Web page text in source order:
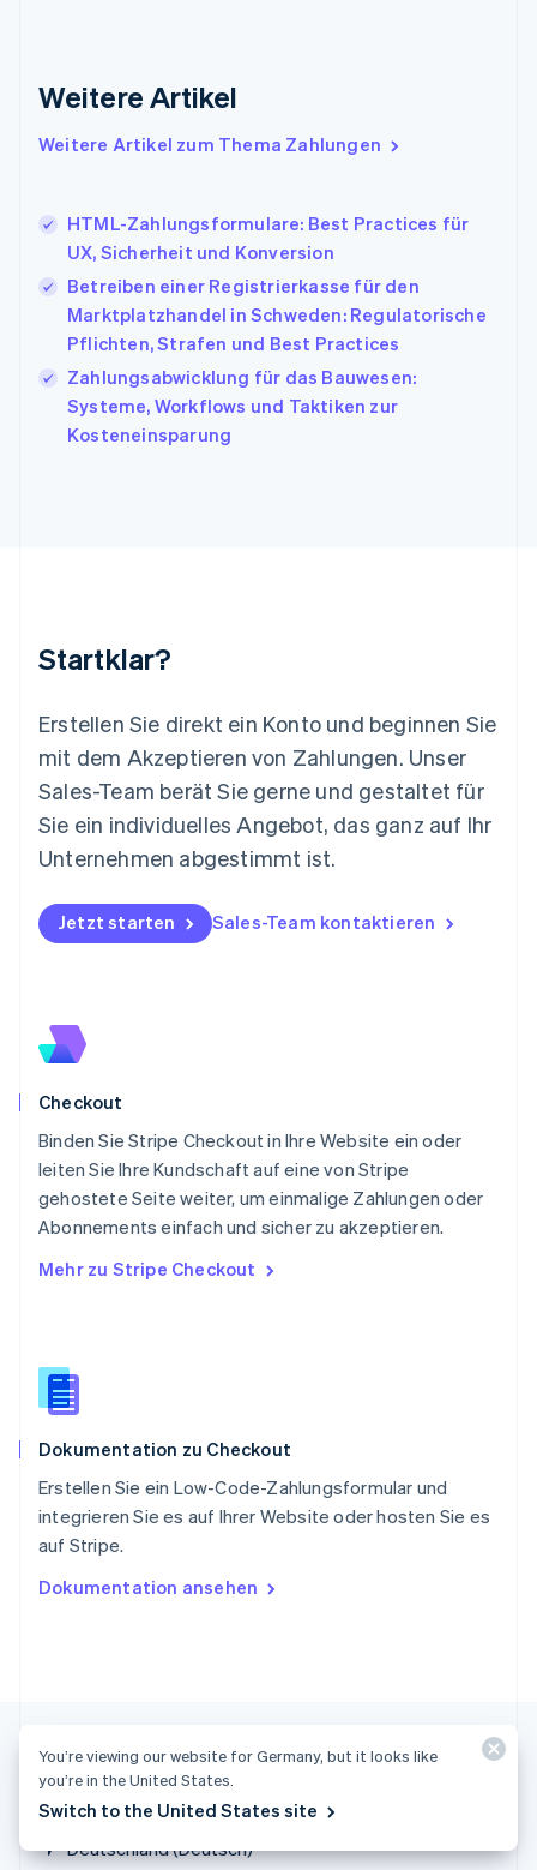
Weitere Artikel
Weitere Artikel zum Thema Zahlungen
HTML-Zahlungsformulare: Best Practices für
UX, Sicherheit und Konversion
Betreiben einer Registrierkasse für den
Marktplatzhandel in Schweden: Regulatorische
Pflichten, Strafen und Best Practices
Zahlungsabwicklung für das Bauwesen:
Systeme, Workflows und Taktiken zur
Kosteneinsparung
Startklar?
Erstellen Sie direkt ein Konto und beginnen Sie
mit dem Akzeptieren von Zahlungen. Unser
Sales-Team berät Sie gerne und gestaltet für
Sie ein individuelles Angebot, das ganz auf Ihr
Unternehmen abgestimmt ist.
Jetzt starten Sales-Team kontaktieren
Checkout
Binden Sie Stripe Checkout in Ihre Website ein oder
leiten Sie Ihre Kundschaft auf eine von Stripe
gehostete Seite weiter, um einmalige Zahlungen oder
Abonnements einfach und sicher zu akzeptieren.
Mehr zu Stripe Checkout
Dokumentation zu Checkout
Erstellen Sie ein Low-Code-Zahlungsformular und
integrieren Sie es auf Ihrer Website oder hosten Sie es
auf Stripe.
Dokumentation ansehen
Deutschland (Deutsch)
English
Indien
English
Italien
ItalianoEnglish
Japan
Kanada
EnglishFrançais
Kroatien
English Italiano
Lettland
English
Malta
Mexiko
Neuseeland
English
Niederlande
Nederlands English
Norwegen
Österreich
DeutschEnglish
Português
Rumänien
Schweden
Schweiz
DeutschFrançaisItalianoEnglish
Singapur
English简体中文
English
China
English
EspañolEnglish
Thailand
Tschechische Republik
English
English
Zypern
English
You’re viewing our website for Germany, but it looks like
you’re in the United States.
Switch to the United States site